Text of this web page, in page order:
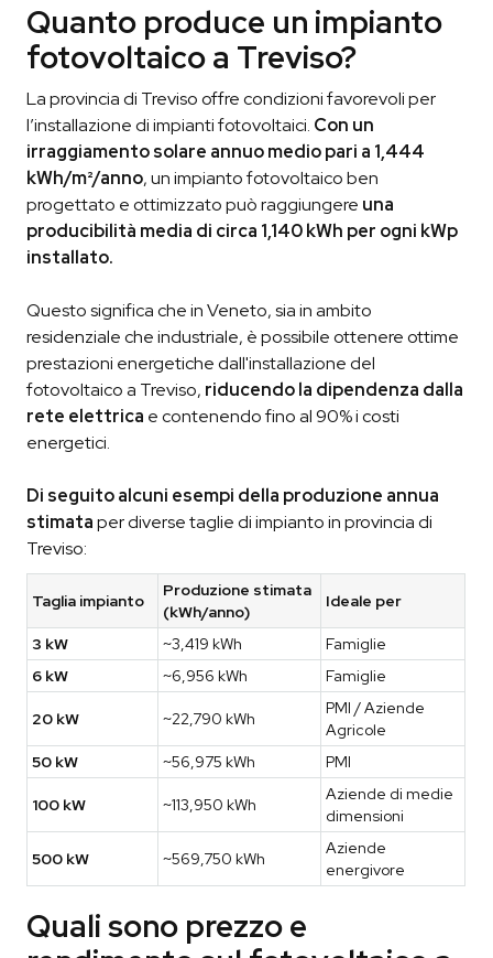
Quanto produce un impianto
fotovoltaico a Treviso?
La provincia di Treviso offre condizioni favorevoli per
l’installazione di impianti fotovoltaici. Con un
irraggiamento solare annuo medio pari a 1,444
kWh/m²/anno, un impianto fotovoltaico ben
progettato e ottimizzato può raggiungere una
producibilità media di circa 1,140 kWh per ogni kWp
installato.
Questo significa che in Veneto, sia in ambito
residenziale che industriale, è possibile ottenere ottime
prestazioni energetiche dall'installazione del
fotovoltaico a Treviso, riducendo la dipendenza dalla
rete elettrica e contenendo fino al 90% i costi
energetici.
Di seguito alcuni esempi della produzione annua
stimataper diverse taglie di impianto in provincia di
Treviso:
Taglia impianto
Produzione stimata
(kWh/anno)
Ideale per
3 kW ~3,419 kWh
Famiglie
6 kW
~6,956 kWh Famiglie
20 kW ~22,790 kWh
PMI / Aziende
Agricole
50 kW
~56,975 kWh PMI
100 kW ~113,950 kWh
Aziende di medie
dimensioni
500 kW ~569,750 kWh
Aziende
energivore
Quali sono prezzo e